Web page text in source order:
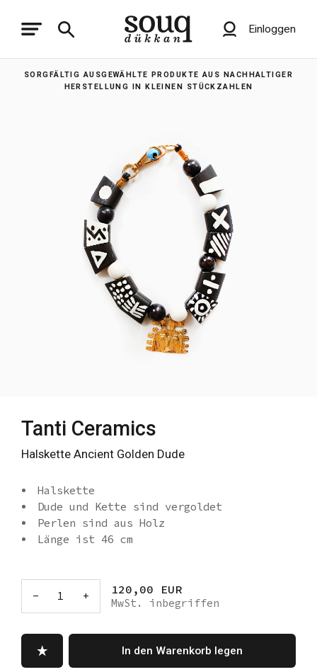
Einloggen
SORGFÄLTIG AUSGEWÄHLTE PRODUKTE AUS NACHHALTIGER
HERSTELLUNG IN KLEINEN STÜCKZAHLEN
Tanti Ceramics
Halskette Ancient Golden Dude
Halskette
Dude und Kette sind vergoldet
Perlen sind aus Holz
Länge ist 46 cm
- 1 + 120,00 EUR
MwSt. inbegriffen
In den Warenkorb legen